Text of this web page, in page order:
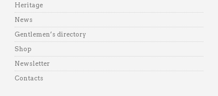
Heritage
News
Gentlemen’s directory
Shop
Newsletter
Contacts